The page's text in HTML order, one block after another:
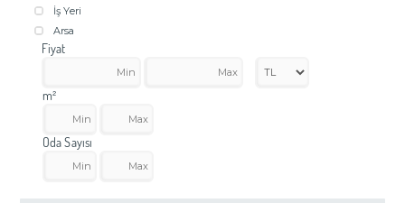
İş Yeri
Arsa
Fiyat
m²
Oda Sayısı